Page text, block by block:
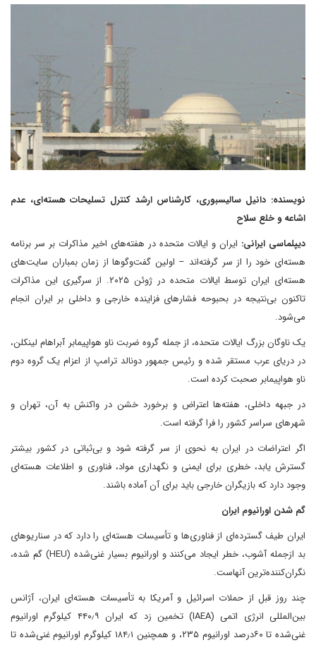
نویسنده: دانیل سالیسبوری، کارشناس ارشد کنترل تسلیحات هسته‌ای، عدم
اشاعه و خلع سلاح
دیپلماسی ایرانی: ایران و ایالات متحده در هفته‌های اخیر مذاکرات بر سر برنامه
هسته‌ای خود را از سر گرفته‌اند – اولین گفت‌وگوها از زمان بمباران سایت‌های
هسته‌ای ایران توسط ایالات متحده در ژوئن ۲۰۲۵. از سرگیری این مذاکرات
تاکنون بی‌نتیجه در بحبوحه فشارهای فزاینده خارجی و داخلی بر ایران انجام
می‌شود.
یک ناوگان بزرگ ایالات متحده، از جمله گروه ضربت ناو هواپیمابر آبراهام لینکلن،
در دریای عرب مستقر شده و رئیس جمهور دونالد ترامپ از اعزام یک گروه دوم
ناو هواپیمابر صحبت کرده است.
در جبهه داخلی، هفته‌ها اعتراض و برخورد خشن در واکنش به آن، تهران و
شهرهای سراسر کشور را فرا گرفته است.
اگر اعتراضات در ایران به نحوی از سر گرفته شود و بی‌ثباتی در کشور بیشتر
گسترش یابد، خطری برای ایمنی و نگهداری مواد، فناوری و اطلاعات هسته‌ای
وجود دارد که بازیگران خارجی باید برای آن آماده باشند.
گم شدن اورانیوم ایران
ایران طیف گسترده‌ای از فناوری‌ها و تأسیسات هسته‌ای را دارد که در سناریوهای
بد ازجمله آشوب، خطر ایجاد می‌کنند و اورانیوم بسیار غنی‌شده (HEU) گم شده،
نگران‌کننده‌ترین آنهاست.
چند روز قبل از حملات اسرائیل و آمریکا به تأسیسات هسته‌ای ایران، آژانس
بین‌المللی انرژی اتمی (IAEA) تخمین زد که ایران ۴۴۰٫۹ کیلوگرم اورانیوم
غنی‌شده تا ۶۰درصد اورانیوم ۲۳۵، و همچنین ۱۸۴٫۱ کیلوگرم اورانیوم غنی‌شده تا